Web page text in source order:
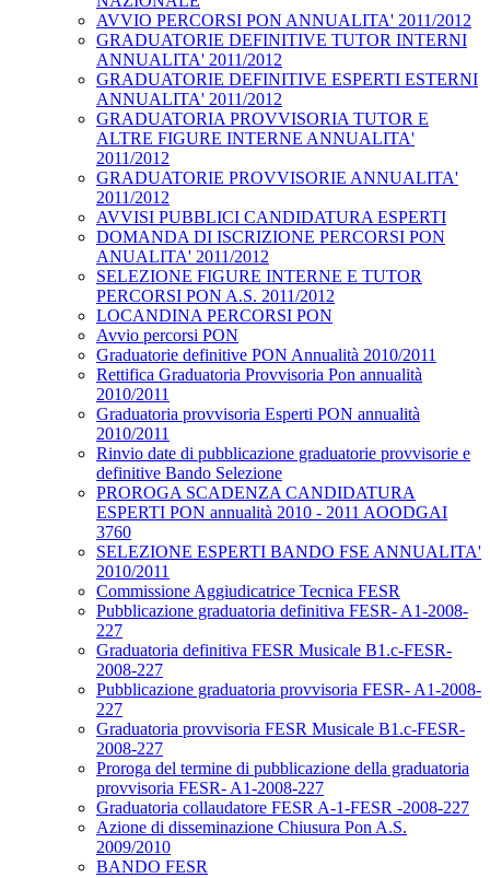
AVVIO PERCORSI PON ANNUALITA' 2011/2012
GRADUATORIE DEFINITIVE TUTOR INTERNI
ANNUALITA' 2011/2012
GRADUATORIE DEFINITIVE ESPERTI ESTERNI
ANNUALITA' 2011/2012
GRADUATORIA PROVVISORIA TUTOR E
ALTRE FIGURE INTERNE ANNUALITA'
2011/2012
GRADUATORIE PROVVISORIE ANNUALITA'
2011/2012
AVVISI PUBBLICI CANDIDATURA ESPERTI
DOMANDA DI ISCRIZIONE PERCORSI PON
ANUALITA' 2011/2012
SELEZIONE FIGURE INTERNE E TUTOR
PERCORSI PON A.S. 2011/2012
LOCANDINA PERCORSI PON
Avvio percorsi PON
Graduatorie definitive PON Annualità 2010/2011
Rettifica Graduatoria Provvisoria Pon annualità
2010/2011
Graduatoria provvisoria Esperti PON annualità
2010/2011
Rinvio date di pubblicazione graduatorie provvisorie e
definitive Bando Selezione
PROROGA SCADENZA CANDIDATURA
ESPERTI PON annualità 2010 - 2011 AOODGAI
3760
SELEZIONE ESPERTI BANDO FSE ANNUALITA'
2010/2011
Commissione Aggiudicatrice Tecnica FESR
Pubblicazione graduatoria definitiva FESR- A1-2008-
227
Graduatoria definitiva FESR Musicale B1.c-FESR-
2008-227
Pubblicazione graduatoria provvisoria FESR- A1-2008-
227
Graduatoria provvisoria FESR Musicale B1.c-FESR-
2008-227
Proroga del termine di pubblicazione della graduatoria
provvisoria FESR- A1-2008-227
Graduatoria collaudatore FESR A-1-FESR -2008-227
Azione di disseminazione Chiusura Pon A.S.
2009/2010
BANDO FESR